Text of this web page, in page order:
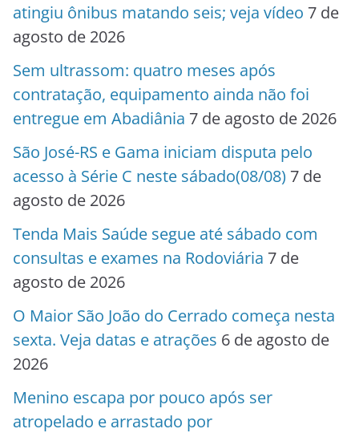
atingiu ônibus matando seis; veja vídeo 7 de
agosto de 2026
Sem ultrassom: quatro meses após
contratação, equipamento ainda não foi
entregue em Abadiânia 7 de agosto de 2026
São José-RS e Gama iniciam disputa pelo
acesso à Série C neste sábado(08/08) 7 de
agosto de 2026
Tenda Mais Saúde segue até sábado com
consultas e exames na Rodoviária 7 de
agosto de 2026
O Maior São João do Cerrado começa nesta
sexta. Veja datas e atrações 6 de agosto de
2026
Menino escapa por pouco após ser
atropelado e arrastado por